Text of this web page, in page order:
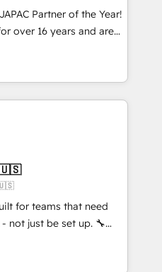
em reais com nota
de até 50% na
de IA especializados em
tarefas executam rotinas
a Nexforce. Somos
na América Latina e
do cliente da
Partner of the Year!
over 16 years and are
and technically
in
portal development,
and we contribute
worked with incredible
them on our website,
for teams that need
just be set up. 🔧
migrations,
adoption. ⚡ Highly